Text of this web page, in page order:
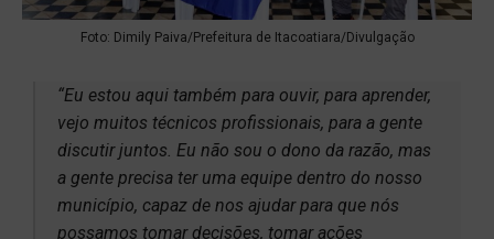
Foto: Dimily Paiva/Prefeitura de Itacoatiara/Divulgação
“Eu estou aqui também para ouvir, para aprender,
vejo muitos técnicos profissionais, para a gente
discutir juntos. Eu não sou o dono da razão, mas
a gente precisa ter uma equipe dentro do nosso
município, capaz de nos ajudar para que nós
possamos tomar decisões, tomar ações